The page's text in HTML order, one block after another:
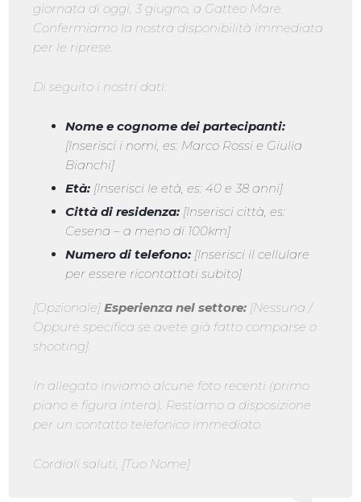
giornata di oggi, 3 giugno, a Gatteo Mare.
Confermiamo la nostra disponibilità immediata
per le riprese.
Di seguito i nostri dati:
Nome e cognome dei partecipanti:
[Inserisci i nomi, es: Marco Rossi e Giulia
Bianchi]
Età: [Inserisci le età, es: 40 e 38 anni]
Città di residenza: [Inserisci città, es:
Cesena – a meno di 100km]
Numero di telefono: [Inserisci il cellulare
per essere ricontattati subito]
[Opzionale] Esperienza nel settore: [Nessuna /
Oppure specifica se avete già fatto comparse o
shooting].
In allegato inviamo alcune foto recenti (primo
piano e figura intera). Restiamo a disposizione
per un contatto telefonico immediato.
Cordiali saluti, [Tuo Nome]